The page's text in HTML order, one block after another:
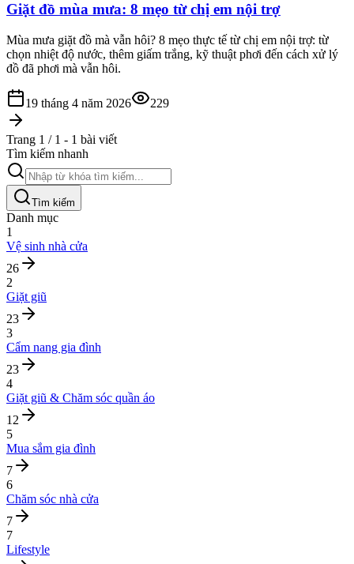
Giặt đồ mùa mưa: 8 mẹo từ chị em nội trợ
Mùa mưa giặt đồ mà vẫn hôi? 8 mẹo thực tế từ chị em nội trợ: từ
chọn nhiệt độ nước, thêm giấm trắng, kỹ thuật phơi đến cách xử lý
đồ đã phơi mà vẫn hôi.
19 tháng 4 năm 2026 229
Trang 1 / 1 - 1 bài viết
Tìm kiếm nhanh
Tìm kiếm
Danh mục
1
Vệ sinh nhà cửa
26
2
Giặt giũ
23
3
Cẩm nang gia đình
23
4
Giặt giũ & Chăm sóc quần áo
12
5
Mua sắm gia đình
7
6
Chăm sóc nhà cửa
7
7
Lifestyle